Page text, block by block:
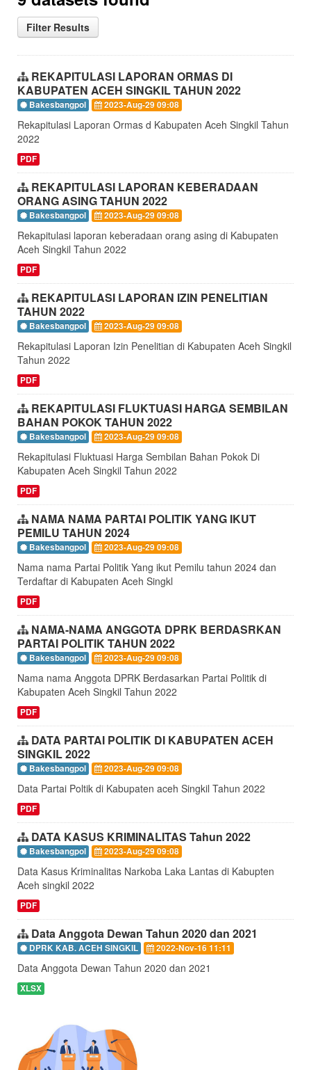
Filter Results
REKAPITULASI LAPORAN ORMAS DI
KABUPATEN ACEH SINGKIL TAHUN 2022
Bakesbangpol 2023-Aug-29 09:08
Rekapitulasi Laporan Ormas d Kabupaten Aceh Singkil Tahun
2022
PDF
REKAPITULASI LAPORAN KEBERADAAN
ORANG ASING TAHUN 2022
Bakesbangpol 2023-Aug-29 09:08
Rekapitulasi laporan keberadaan orang asing di Kabupaten
Aceh Singkil Tahun 2022
PDF
REKAPITULASI LAPORAN IZIN PENELITIAN
TAHUN 2022
Bakesbangpol 2023-Aug-29 09:08
Rekapitulasi Laporan Izin Penelitian di Kabupaten Aceh Singkil
Tahun 2022
PDF
REKAPITULASI FLUKTUASI HARGA SEMBILAN
BAHAN POKOK TAHUN 2022
Bakesbangpol 2023-Aug-29 09:08
Rekapitulasi Fluktuasi Harga Sembilan Bahan Pokok Di
Kabupaten Aceh Singkil Tahun 2022
PDF
NAMA NAMA PARTAI POLITIK YANG IKUT
PEMILU TAHUN 2024
Bakesbangpol 2023-Aug-29 09:08
Nama nama Partai Politik Yang ikut Pemilu tahun 2024 dan
Terdaftar di Kabupaten Aceh Singkl
PDF
NAMA-NAMA ANGGOTA DPRK BERDASRKAN
PARTAI POLITIK TAHUN 2022
Bakesbangpol 2023-Aug-29 09:08
Nama nama Anggota DPRK Berdasarkan Partai Politik di
Kabupaten Aceh Singkil Tahun 2022
PDF
DATA PARTAI POLITIK DI KABUPATEN ACEH
SINGKIL 2022
Bakesbangpol 2023-Aug-29 09:08
Data Partai Poltik di Kabupaten aceh Singkil Tahun 2022
PDF
DATA KASUS KRIMINALITAS Tahun 2022
Bakesbangpol 2023-Aug-29 09:08
Data Kasus Kriminalitas Narkoba Laka Lantas di Kabupten
Aceh singkil 2022
PDF
Data Anggota Dewan Tahun 2020 dan 2021
DPRK KAB. ACEH SINGKIL 2022-Nov-16 11:11
Data Anggota Dewan Tahun 2020 dan 2021
XLSX